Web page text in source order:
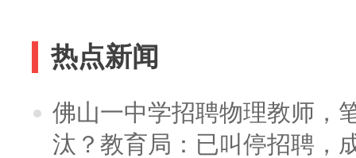
热点新闻
佛山一中学招聘物理教师，
汰？教育局：已叫停招聘，